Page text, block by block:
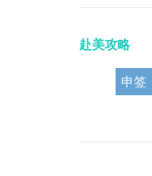
赴美攻略
申签